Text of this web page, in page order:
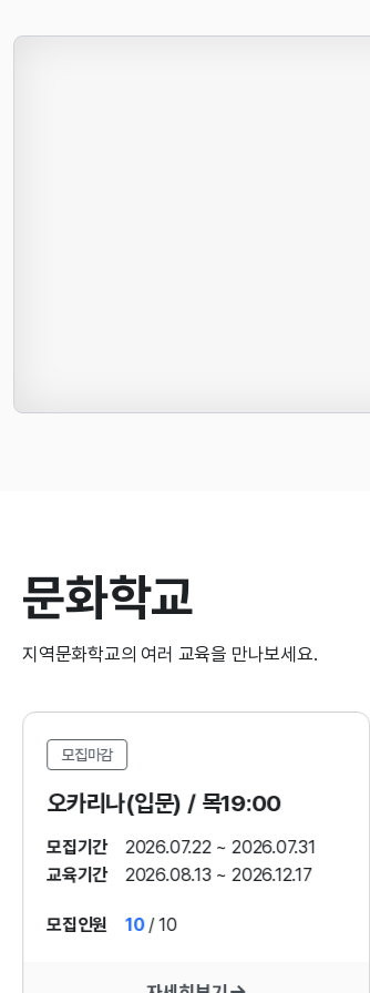
문화학교
지역문화학교의 여러 교육을 만나보세요.
모집마감
오카리나(입문) / 목19:00
모집기간
2026.07.22 ~ 2026.07.31
교육기간
2026.08.13 ~ 2026.12.17
모집인원 10/ 10